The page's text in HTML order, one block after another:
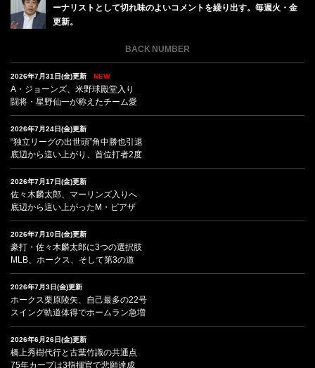
ーナリストとして切れ味のよいコメントを繰り出す。毎週火・金
更新。
BACK NUMBER
2026年7月31日(金)更新 NEW
A・ジョーンズ、米野球殿堂入り
闘将・星野仙一が称えたチーム愛
2026年7月24日(金)更新
“独立リーグの出世頭”角中勝也引退
底辺から這い上がり、首位打者2度
2026年7月17日(金)更新
佐々木麟太郎、マーリンズ入りへ
底辺から這い上がったM・ピアザ
2026年7月10日(金)更新
豪打・佐々木麟太郎に3つの選択肢
MLB、ホークス、そして第3の道
2026年7月3日(金)更新
ホークス栗原陵矢、自己最多の22号
スイング軌道体得でホームラン急増
2026年6月26日(金)更新
橋上秀樹代行と古葉竹識の共通点
75年カープは3指揮官で悲願達成